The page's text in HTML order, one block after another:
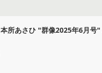
本所あさひ "群像2025年6月号"